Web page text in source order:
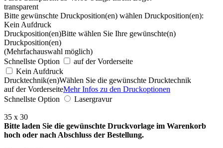
transparent
Bitte gewünschte Druckposition(en) wählen Druckposition(en):
Kein Aufdruck
Druckposition(en)Bitte wählen Sie Ihre gewünschte(n)
Druckposition(en)
(Mehrfachauswahl möglich)
Schnellste Option
auf der Vorderseite
Kein Aufdruck
Drucktechnik(en)Wählen Sie die gewünschte Drucktechnik
auf der VorderseiteMehr Infos zu den Druckoptionen
Schnellste Option
Lasergravur
35 x 30
Bitte laden Sie die gewünschte Druckvorlage im Warenkorb
hoch oder nach Abschluss der Bestellung.